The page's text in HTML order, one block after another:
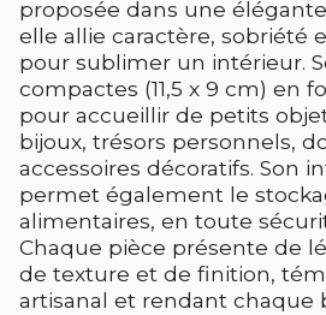
proposée dans une
elle allie caractère, sobriété
pour sublimer un intérieur.
compactes (11,5 x 9 cm) en
pour accueillir de petits
bijoux, trésors personnels,
accessoires décoratifs. Son
permet également le
alimentaires, en toute
Chaque pièce présente de
de texture et de finition,
artisanal et rendant chaque